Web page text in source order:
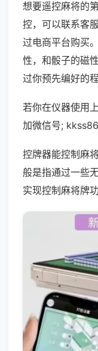
想要遥控麻将的
控，可以联系客
过电商平台购买
性，和骰子的磁
过你预先编好的程
若你在仪器使用
加微信号;
控牌器能控制麻
般是指通过一些
实现控制麻将牌